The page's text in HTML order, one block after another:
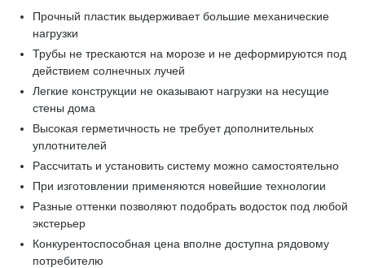
Прочный пластик выдерживает большие механические
нагрузки
Трубы не трескаются на морозе и не деформируются под
действием солнечных лучей
Легкие конструкции не оказывают нагрузки на несущие
стены дома
Высокая герметичность не требует дополнительных
уплотнителей
Рассчитать и установить систему можно самостоятельно
При изготовлении применяются новейшие технологии
Разные оттенки позволяют подобрать водосток под любой
экстерьер
Конкурентоспособная цена вполне доступна рядовому
потребителю